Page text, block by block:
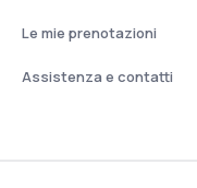
Le mie prenotazioni
Assistenza e contatti